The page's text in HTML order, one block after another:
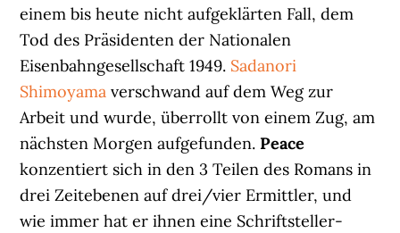
einem bis heute nicht aufgeklärten Fall, dem
Tod des Präsidenten der Nationalen
Eisenbahngesellschaft 1949. Sadanori
Shimoyama verschwand auf dem Weg zur
Arbeit und wurde, überrollt von einem Zug, am
nächsten Morgen aufgefunden.Peace
konzentiert sich in den 3 Teilen des Romans in
drei Zeitebenen auf drei/vier Ermittler, und
wie immer hat er ihnen eine Schriftsteller-